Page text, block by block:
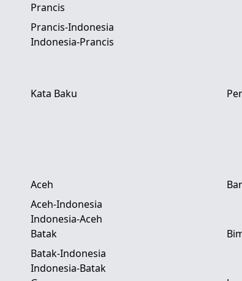
Prancis
Prancis-Indonesia
Indonesia-Prancis
Kata Baku
Aceh
Aceh-Indonesia
Indonesia-Aceh
Batak
Batak-Indonesia
Indonesia-Batak